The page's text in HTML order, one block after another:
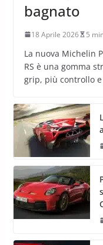
bagnato
18 Aprile 2026 5
La nuova Michelin
RS è una gomma
grip, più controllo